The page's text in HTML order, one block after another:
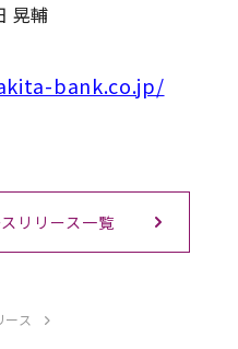
ース
晃輔
bank.co.jp/
リリース一覧